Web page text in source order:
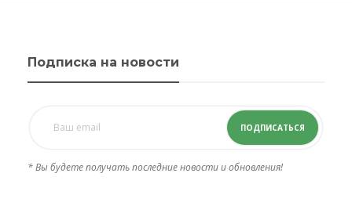
Подписка на новости
ПОДПИСАТЬСЯ
* Вы будете получать последние новости и обновления!